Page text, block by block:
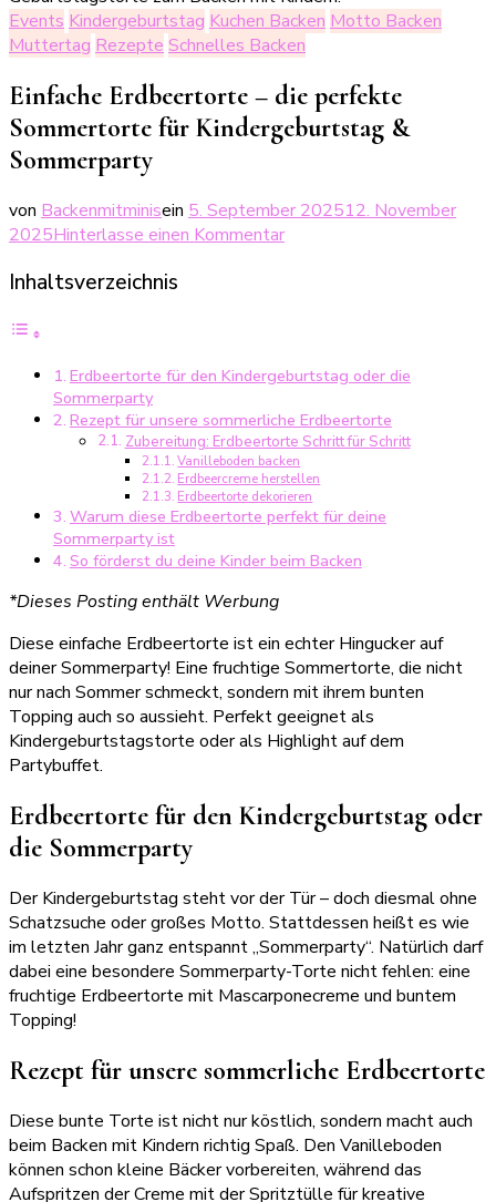
Events Kindergeburtstag Kuchen Backen Motto Backen
Muttertag Rezepte Schnelles Backen
Einfache Erdbeertorte – die perfekte
Sommertorte für Kindergeburtstag &
Sommerparty
von Backenmitminisein 5. September 202512. November
2025Hinterlasse einen Kommentarzu
Sommertorte
Kindergeburtstag
&
Sommerparty
Inhaltsverzeichnis
Erdbeertorte für den Kindergeburtstag oder die
Sommerparty
Rezept für unsere sommerliche Erdbeertorte
Zubereitung: Erdbeertorte Schritt für Schritt
Vanilleboden backen
Erdbeercreme herstellen
Erdbeertorte dekorieren
Warum diese Erdbeertorte perfekt für deine
Sommerparty ist
So förderst du deine Kinder beim Backen
*Dieses Posting enthält Werbung
Diese einfache Erdbeertorte ist ein echter Hingucker auf
deiner Sommerparty! Eine fruchtige Sommertorte, die nicht
nur nach Sommer schmeckt, sondern mit ihrem bunten
Topping auch so aussieht. Perfekt geeignet als
Kindergeburtstagstorte oder als Highlight auf dem
Partybuffet.
Erdbeertorte für den Kindergeburtstag oder
die Sommerparty
Der Kindergeburtstag steht vor der Tür – doch diesmal ohne
Schatzsuche oder großes Motto. Stattdessen heißt es wie
im letzten Jahr ganz entspannt „Sommerparty“. Natürlich darf
dabei eine besondere Sommerparty-Torte nicht fehlen: eine
fruchtige Erdbeertorte mit Mascarponecreme und buntem
Topping!
Rezept für unsere sommerliche Erdbeertorte
Diese bunte Torte ist nicht nur köstlich, sondern macht auch
beim Backen mit Kindern richtig Spaß. Den Vanilleboden
können schon kleine Bäcker vorbereiten, während das
Aufspritzen der Creme mit der Spritztülle für kreative